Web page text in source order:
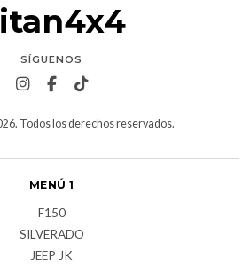
SÍGUENOS
Todos los derechos reservados.
MENÚ 1
F150
SILVERADO
JEEP JK